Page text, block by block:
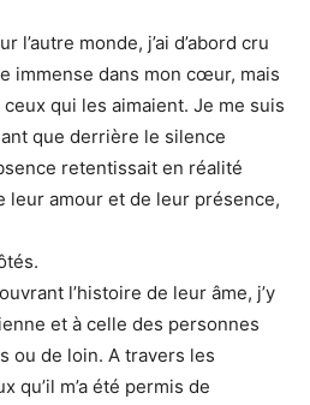
l’autre monde, j’ai d’abord cru
immense dans mon cœur, mais
qui les aimaient. Je me suis
que derrière le silence
retentissait en réalité
leur amour et de leur présence,
l’histoire de leur âme, j’y
et à celle des personnes
ou de loin. A travers les
qu’il m’a été permis de